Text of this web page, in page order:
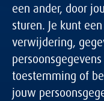
een ander, door
sturen. Je kunt
verwijdering,
toestemming of
jouw